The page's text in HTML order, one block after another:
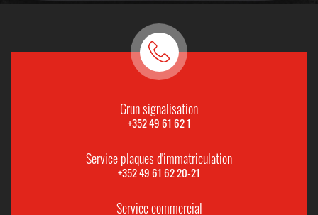
Grun signalisation
+352 49 61 62 1
Service plaques d'immatriculation
+352 49 61 62 20-21
Service commercial